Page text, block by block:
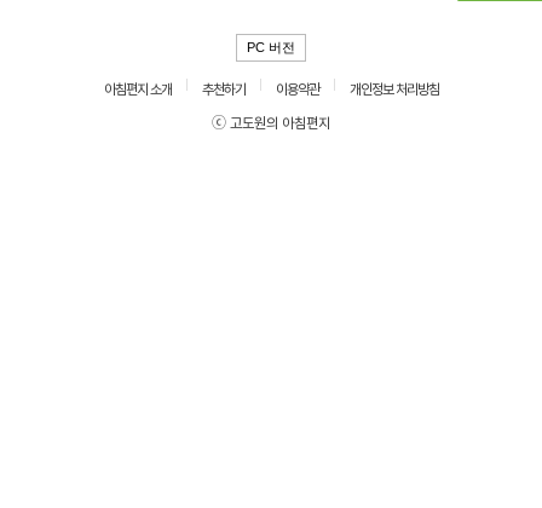
PC 버전
아침편지 소개 추천하기 이용약관
개인정보 처리방침
ⓒ 고도원의 아침편지